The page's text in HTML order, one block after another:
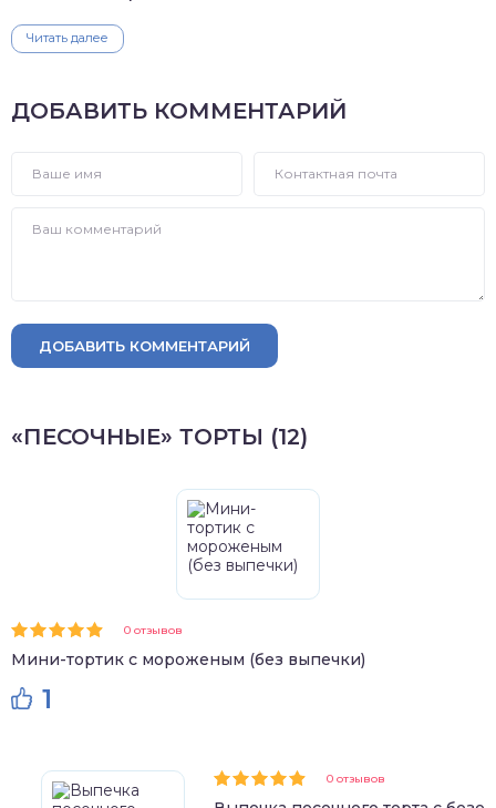
Читать далее
ДОБАВИТЬ КОММЕНТАРИЙ
ДОБАВИТЬ КОММЕНТАРИЙ
«ПЕСОЧНЫЕ» ТОРТЫ (12)
0 отзывов
Мини-тортик с мороженым (без выпечки)
1
0 отзывов